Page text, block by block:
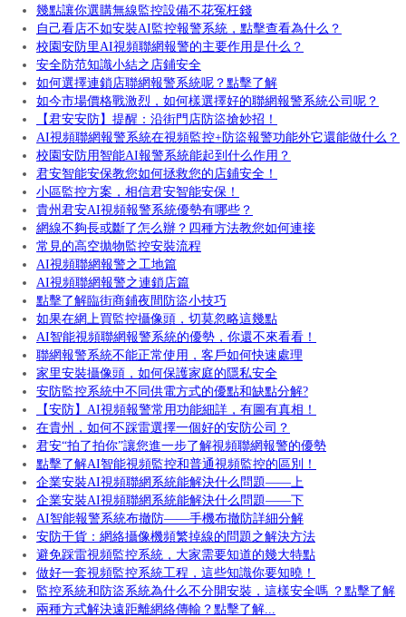
幾點讓你選購無線監控設備不花冤枉錢
自己看店不如安裝AI監控報警系統，點擊查看為什么？
校園安防里AI視頻聯網報警的主要作用是什么？
安全防范知識小結之店鋪安全
如何選擇連鎖店聯網報警系統呢？點擊了解
如今市場價格戰激烈，如何樣選擇好的聯網報警系統公司呢？
【君安安防】提醒：沿街門店防盜搶妙招！
AI視頻聯網報警系統在視頻監控+防盜報警功能外它還能做什么？
校園安防用智能AI報警系統能起到什么作用？
君安智能安保教您如何拯救您的店鋪安全！
小區監控方案，相信君安智能安保！
貴州君安AI視頻報警系統優勢有哪些？
網線不夠長或斷了怎么辦？四種方法教您如何連接
常見的高空拋物監控安裝流程
AI視頻聯網報警之工地篇
AI視頻聯網報警之連鎖店篇
點擊了解臨街商鋪夜間防盜小技巧
如果在網上買監控攝像頭，切莫忽略這幾點
AI智能視頻聯網報警系統的優勢，你還不來看看！
聯網報警系統不能正常使用，客戶如何快速處理
家里安裝攝像頭，如何保護家庭的隱私安全
安防監控系統中不同供電方式的優點和缺點分解?
【安防】AI視頻報警常用功能細詳，有圖有真相！
在貴州，如何不踩雷選擇一個好的安防公司？
君安“拍了拍你”讓您進一步了解視頻聯網報警的優勢
點擊了解AI智能視頻監控和普通視頻監控的區別！
企業安裝AI視頻聯網系統能解決什么問題——上
企業安裝AI視頻聯網系統能解決什么問題——下
AI智能報警系統布撤防——手機布撤防詳細分解
安防干貨：網絡攝像機頻繁掉線的問題之解決方法
避免踩雷視頻監控系統，大家需要知道的幾大特點
做好一套視頻監控系統工程，這些知識你要知曉！
監控系統和防盜系統為什么不分開安裝，這樣安全嗎 ？點擊了解
兩種方式解決遠距離網絡傳輸？點擊了解...